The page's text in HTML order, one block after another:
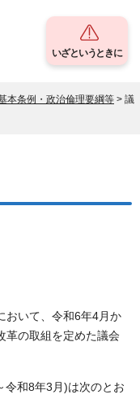
いざというときに
本条例・政治倫理要綱等 > 議
おいて、令和6年4月か
革の取組を定めた議会
令和8年3月)は次のとお